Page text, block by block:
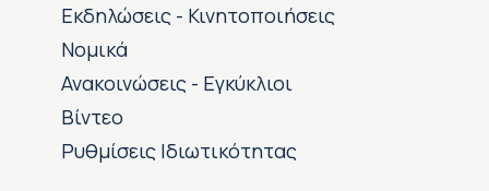
Εκδηλώσεις - Κινητοποιήσεις
Νομικά
Ανακοινώσεις - Εγκύκλιοι
Βίντεο
Ρυθμίσεις Ιδιωτικότητας